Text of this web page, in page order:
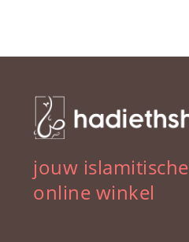
jouw islamitische
online winkel